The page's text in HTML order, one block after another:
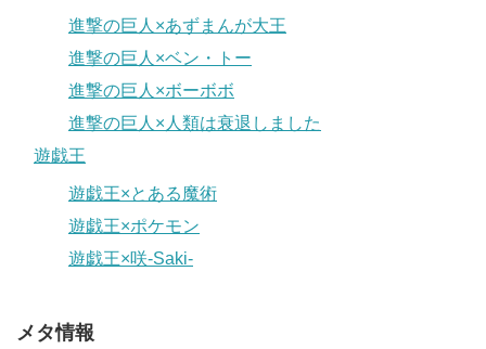
進撃の巨人×あずまんが大王
進撃の巨人×ベン・トー
進撃の巨人×ボーボボ
進撃の巨人×人類は衰退しました
遊戯王
遊戯王×とある魔術
遊戯王×ポケモン
遊戯王×咲-Saki-
メタ情報